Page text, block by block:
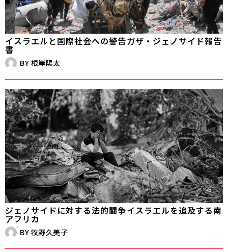
イスラエルと国際社会への警告――ガザ・ジェノサイド報告
書
BY 根岸陽太
ジェノサイドに対する法的闘争――イスラエルを追及する南
アフリカ
BY 牧野久美子